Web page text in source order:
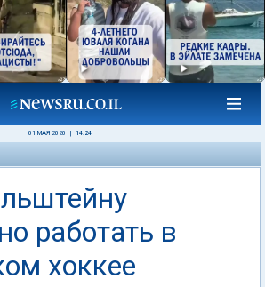
01 МАЯ 2020 14:24
работать в
хоккее